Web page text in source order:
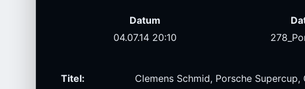
Datum
04.07.14 20:10
Titel:
Clemens Schmid, Porsche Supercup,